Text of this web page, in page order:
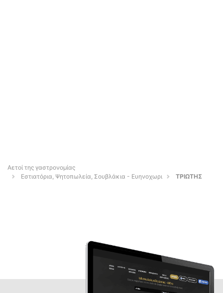
Αετοί της γαστρονομίας
Εστιατόρια, Ψητοπωλεία, Σουβλάκια - Ευηνοχωρι
ΤΡΙΩΤΗΣ